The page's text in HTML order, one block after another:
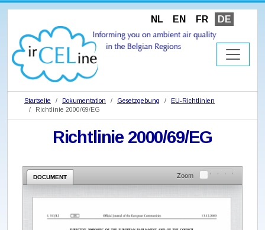
NL EN FR DE
Startseite Dokumentation Gesetzgebung
EU-Richtlinien
Richtlinie 2000/69/EG
Richtlinie 2000/69/EG
DOCUMENT Zoom